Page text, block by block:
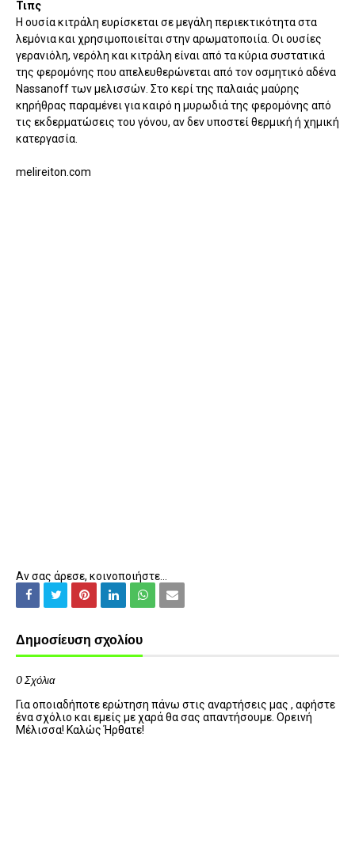
Τιπς
Η ουσία κιτράλη ευρίσκεται σε μεγάλη περιεκτικότητα στα
λεμόνια και χρησιμοποιείται στην αρωματοποιία. Οι ουσίες
γερανιόλη, νερόλη και κιτράλη είναι από τα κύρια συστατικά
της φερομόνης που απελευθερώνεται από τον οσμητικό αδένα
Nassanoff των μελισσών. Στο κερί της παλαιάς μαύρης
κηρήθρας παραμένει για καιρό η μυρωδιά της φερομόνης από
τις εκδερματώσεις του γόνου, αν δεν υποστεί θερμική ή χημική
κατεργασία.
melireiton.com
Αν σας άρεσε, κοινοποιήστε...
Δημοσίευση σχολίου
0 Σχόλια
Για οποιαδήποτε ερώτηση πάνω στις αναρτήσεις μας , αφήστε
ένα σχόλιο και εμείς με χαρά θα σας απαντήσουμε. Ορεινή
Μέλισσα! Καλώς Ήρθατε!